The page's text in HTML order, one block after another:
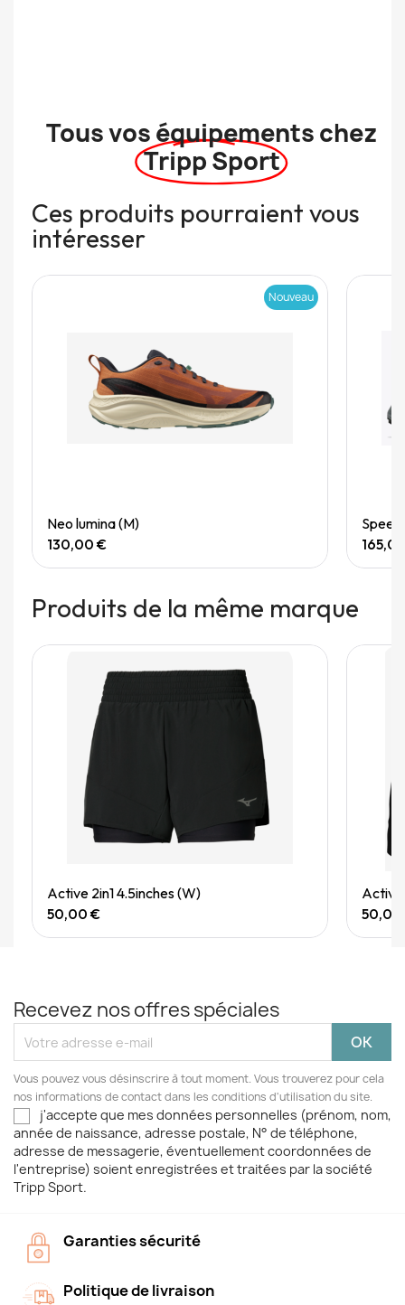
Tous vos équipements chez
Tripp Sport
Ces produits pourraient vous
intéresser
Nouveau
Neo lumina (M)
130,00 €
Produits de la même marque
Quick View
Active 2in1 4.5inches (W)
50,00 €
Active
50,00
Recevez nos offres spéciales
Vous pouvez vous désinscrire à tout moment. Vous trouverez pour cela
nos informations de contact dans les conditions d'utilisation du site.
j'accepte que mes données personnelles (prénom, nom,
année de naissance, adresse postale, N° de téléphone,
adresse de messagerie, éventuellement coordonnées de
l'entreprise) soient enregistrées et traitées par la société
Tripp Sport.
Garanties sécurité
Politique de livraison